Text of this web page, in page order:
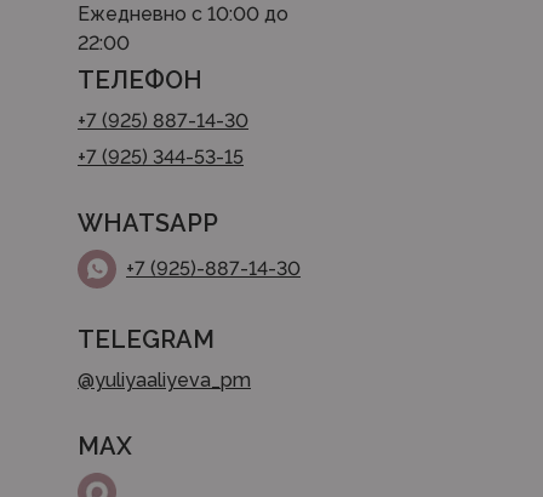
Ежедневно с 10:00 до
22:00
+7 (925) 344-53-15
+7 (925) 887-14-30
ТЕЛЕФОН
+7 (925)-887-14-30
WHATSAPP
@yuliyaaliyeva_pm
TELEGRAM
MAX